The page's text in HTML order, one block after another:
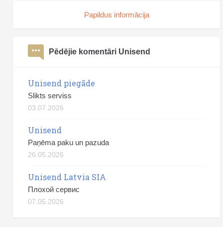
Papildus informācija
Pēdējie komentāri Unisend
Unisend piegāde
Slikts serviss
03.07.2026
Unisend
Paņēma paku un pazuda
26.05.2026
Unisend Latvia SIA
Плохой сервис
07.05.2026